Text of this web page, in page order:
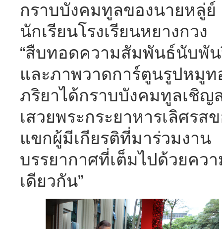
กราบบังคมทูลของนาย
นักเรียนโรงเรียนหยางก
“สืบทอดความสัมพันธ์นับพั
และภาพวาดการ์ตูนรูปห
ภริยาได้กราบบังคมทูลเชิ
เสวยพระกระยาหารเลิศร
แขกผู้มีเกียรติที่มาร่วมง
บรรยากาศที่เต็มไปด้วยค
เดียวกัน”